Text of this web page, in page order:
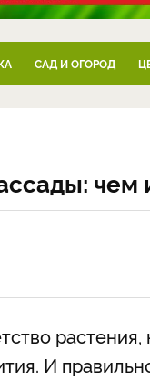
САД И ОГОРОД
чем
И